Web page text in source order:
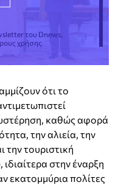
του Dnews,
χρήσης
ότι το
καθώς αφορά
την αλιεία, την
την τουριστική
στην έναρξη
εκατομμύρια πολίτες